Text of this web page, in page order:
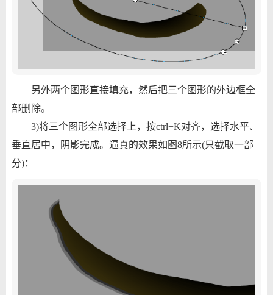
另外两个图形直接填充，然后把三个图形的外边框全
部删除。
3)将三个图形全部选择上，按ctrl+K对齐，选择水平、
垂直居中，阴影完成。逼真的效果如图8所示(只截取一部
分)：